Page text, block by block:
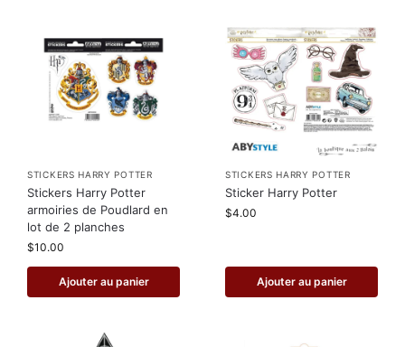
STICKERS HARRY POTTER
Stickers Harry Potter
armoiries de Poudlard en
lot de 2 planches
$10.00
Ajouter au panier
STICKERS HARRY POTTER
Sticker Harry Potter
$4.00
Ajouter au panier